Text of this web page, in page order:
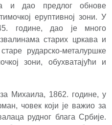
и дао предлог обнове
еруптивној зони. У
године, дао је много
старих цркава и
рударско-металуршке
зони, обухватајући и
Михаила, 1862. године, у
човек који је важио за
рудног блага Србије.